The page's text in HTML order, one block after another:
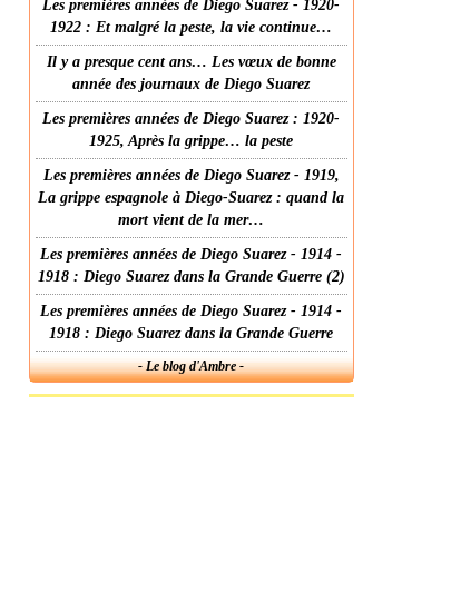
Les premières années de Diego Suarez - 1920-
1922 : Et malgré la peste, la vie continue…
Il y a presque cent ans… Les vœux de bonne
année des journaux de Diego Suarez
Les premières années de Diego Suarez : 1920-
1925, Après la grippe… la peste
Les premières années de Diego Suarez - 1919,
La grippe espagnole à Diego-Suarez : quand la
mort vient de la mer…
Les premières années de Diego Suarez - 1914 -
1918 : Diego Suarez dans la Grande Guerre (2)
Les premières années de Diego Suarez - 1914 -
1918 : Diego Suarez dans la Grande Guerre
- Le blog d'Ambre -